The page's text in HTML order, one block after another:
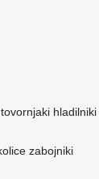
tovornjaki hladilniki
zabojniki